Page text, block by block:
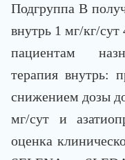
Подгруппа В
внутрь 1 мг/кг/
пациентам
терапия внутрь:
снижением дозы
мг/сут и
оценка